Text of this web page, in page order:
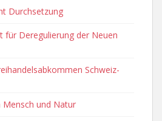
Durchsetzung
für Deregulierung der Neuen
Schweiz-
Mensch und Natur